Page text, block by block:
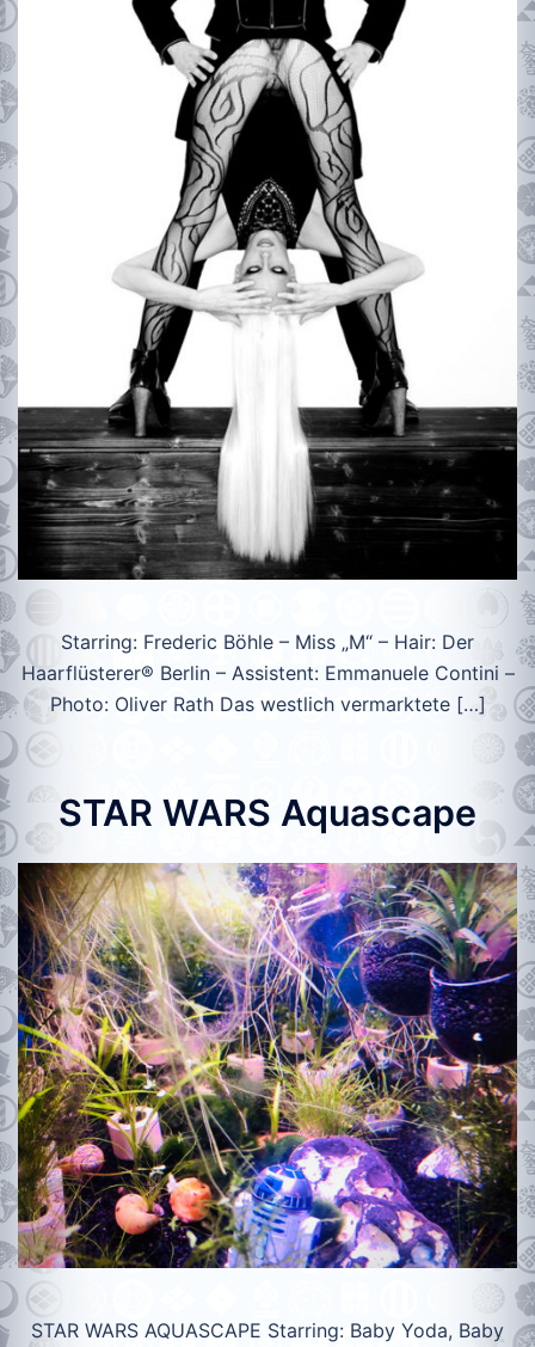
Starring: Frederic Böhle – Miss „M“ – Hair: Der
Haarflüsterer® Berlin – Assistent: Emmanuele Contini –
Photo: Oliver Rath Das westlich vermarktete […]
STAR WARS Aquascape
STAR WARS AQUASCAPE Starring: Baby Yoda, Baby